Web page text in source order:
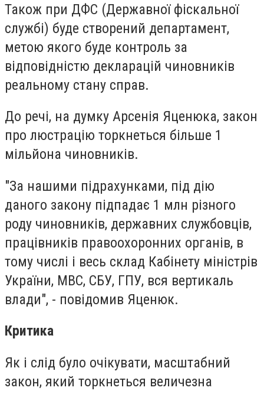
Також при ДФС (Державної фіскальної
службі) буде створений департамент,
метою якого буде контроль за
відповідністю декларацій чиновників
реальному стану справ.
До речі, на думку Арсенія Яценюка, закон
про люстрацію торкнеться більше 1
мільйона чиновників.
"За нашими підрахунками, під дію
даного закону підпадає 1 млн різного
роду чиновників, державних службовців,
працівників правоохоронних органів, в
тому числі і весь склад Кабінету міністрів
України, МВС, СБУ, ГПУ, вся вертикаль
влади", - повідомив Яценюк.
Критика
Як і слід було очікувати, масштабний
закон, який торкнеться величезна